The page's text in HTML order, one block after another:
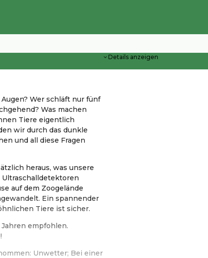
Details anzeigen
Wer schläft nur fünf
Was machen
Tiere eigentlich
wir durch das dunkle
und all diese Fragen
heraus, was unsere
auf dem Zoogelände
Ein spannender
Tiere ist sicher.
empfohlen.
Unwetter; Bei einer